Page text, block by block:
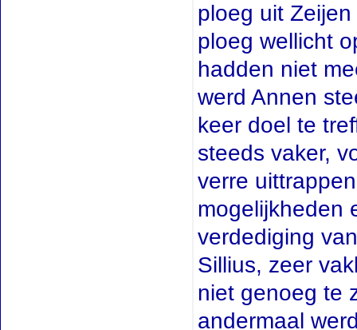
ploeg uit
ploeg wellicht
hadden niet
werd Annen
keer doel te
steeds vaker,
verre
mogelijkheden
verdediging
Sillius, zeer
niet genoeg te
andermaal